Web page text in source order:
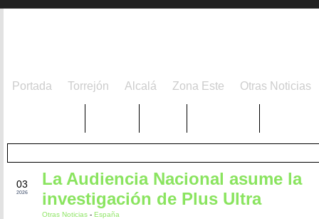
Portada Torrejón Alcalá Zona Este Otras Noticias
03
2026
La Audiencia Nacional asume la
investigación de Plus Ultra
Otras Noticias - España